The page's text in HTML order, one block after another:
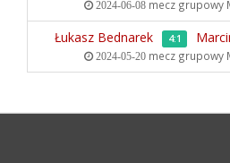
2024-06-08mecz grupowy
Łukasz Bednarek 4:1
2024-05-20mecz grupowy